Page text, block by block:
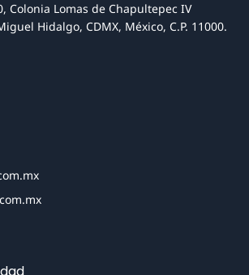
Colonia Lomas de Chapultepec IV
Hidalgo, CDMX, México, C.P. 11000.